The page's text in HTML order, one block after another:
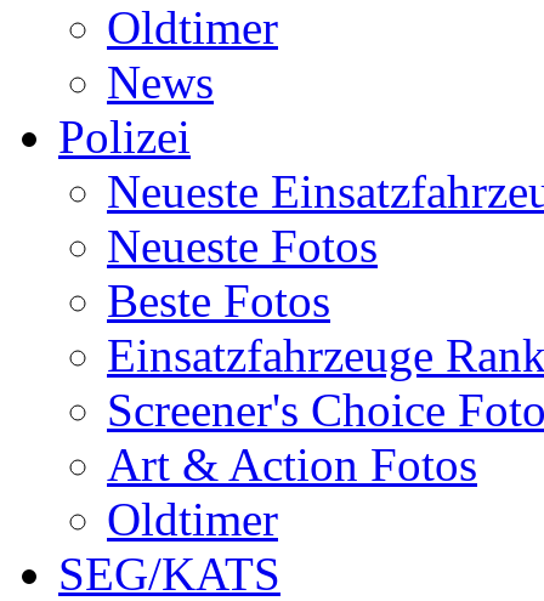
Oldtimer
News
Polizei
Neueste
Neueste Fotos
Beste Fotos
Einsatzfahrzeuge
Screener's Choice
Art & Action Fotos
Oldtimer
SEG/KATS